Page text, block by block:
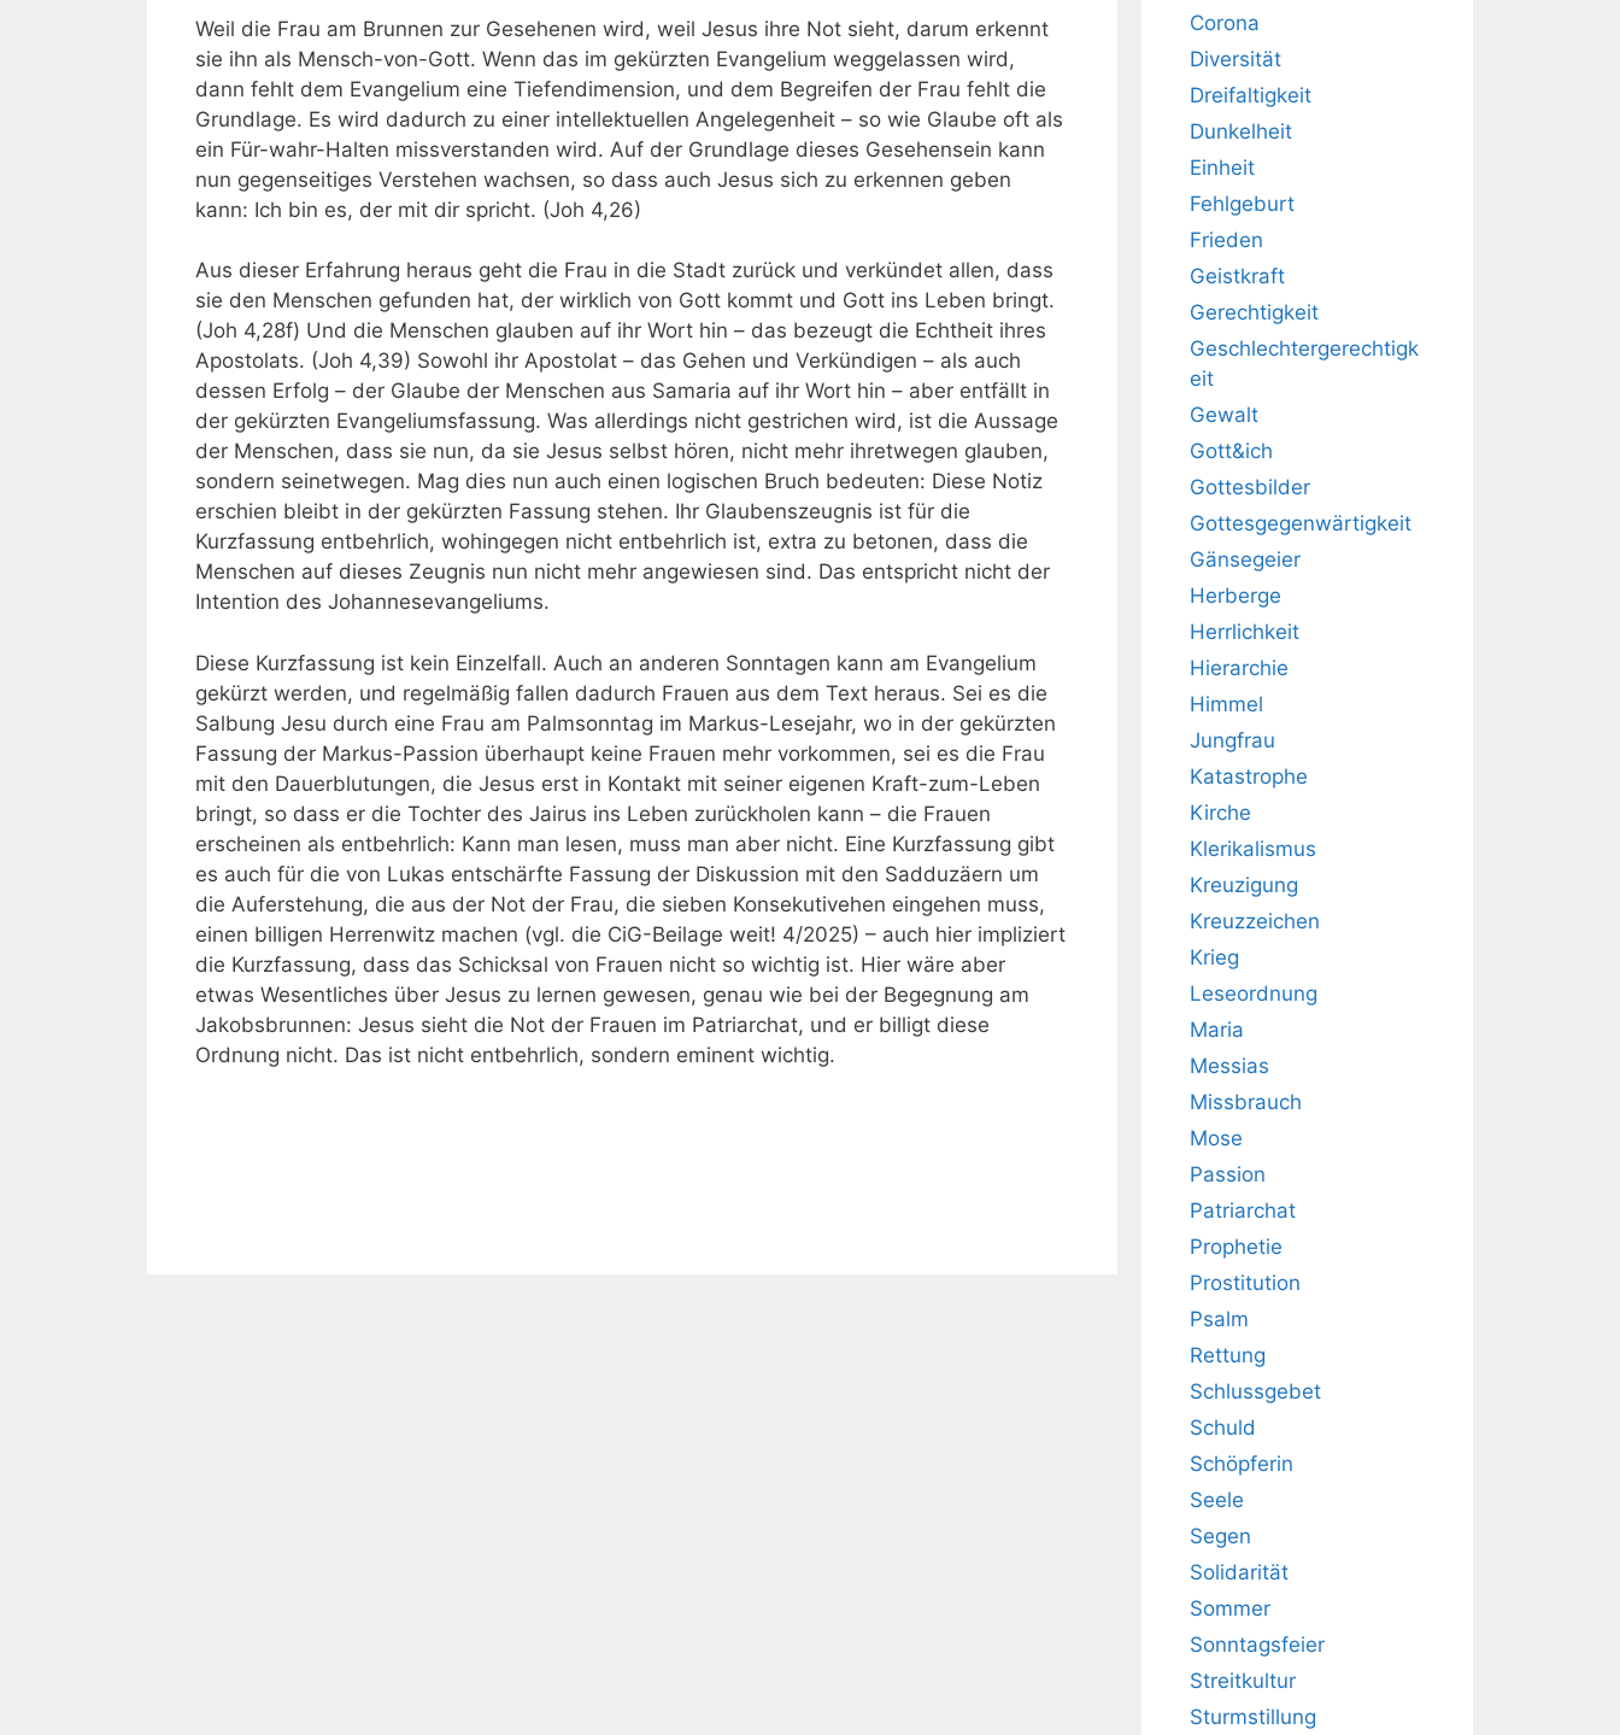
Weil die Frau am Brunnen zur Gesehenen wird, weil Jesus ihre Not sieht, darum erkennt
sie ihn als Mensch-von-Gott. Wenn das im gekürzten Evangelium weggelassen wird,
dann fehlt dem Evangelium eine Tiefendimension, und dem Begreifen der Frau fehlt die
Grundlage. Es wird dadurch zu einer intellektuellen Angelegenheit – so wie Glaube oft als
ein Für-wahr-Halten missverstanden wird. Auf der Grundlage dieses Gesehensein kann
nun gegenseitiges Verstehen wachsen, so dass auch Jesus sich zu erkennen geben
kann: Ich bin es, der mit dir spricht. (Joh 4,26)
Aus dieser Erfahrung heraus geht die Frau in die Stadt zurück und verkündet allen, dass
sie den Menschen gefunden hat, der wirklich von Gott kommt und Gott ins Leben bringt.
(Joh 4,28f) Und die Menschen glauben auf ihr Wort hin – das bezeugt die Echtheit ihres
Apostolats. (Joh 4,39) Sowohl ihr Apostolat – das Gehen und Verkündigen – als auch
dessen Erfolg – der Glaube der Menschen aus Samaria auf ihr Wort hin – aber entfällt in
der gekürzten Evangeliumsfassung. Was allerdings nicht gestrichen wird, ist die Aussage
der Menschen, dass sie nun, da sie Jesus selbst hören, nicht mehr ihretwegen glauben,
sondern seinetwegen. Mag dies nun auch einen logischen Bruch bedeuten: Diese Notiz
erschien bleibt in der gekürzten Fassung stehen. Ihr Glaubenszeugnis ist für die
Kurzfassung entbehrlich, wohingegen nicht entbehrlich ist, extra zu betonen, dass die
Menschen auf dieses Zeugnis nun nicht mehr angewiesen sind. Das entspricht nicht der
Intention des Johannesevangeliums.
Diese Kurzfassung ist kein Einzelfall. Auch an anderen Sonntagen kann am Evangelium
gekürzt werden, und regelmäßig fallen dadurch Frauen aus dem Text heraus. Sei es die
Salbung Jesu durch eine Frau am Palmsonntag im Markus-Lesejahr, wo in der gekürzten
Fassung der Markus-Passion überhaupt keine Frauen mehr vorkommen, sei es die Frau
mit den Dauerblutungen, die Jesus erst in Kontakt mit seiner eigenen Kraft-zum-Leben
bringt, so dass er die Tochter des Jairus ins Leben zurückholen kann – die Frauen
erscheinen als entbehrlich: Kann man lesen, muss man aber nicht. Eine Kurzfassung gibt
es auch für die von Lukas entschärfte Fassung der Diskussion mit den Sadduzäern um
die Auferstehung, die aus der Not der Frau, die sieben Konsekutivehen eingehen muss,
einen billigen Herrenwitz machen (vgl. die CiG-Beilage weit! 4/2025) – auch hier impliziert
die Kurzfassung, dass das Schicksal von Frauen nicht so wichtig ist. Hier wäre aber
etwas Wesentliches über Jesus zu lernen gewesen, genau wie bei der Begegnung am
Jakobsbrunnen: Jesus sieht die Not der Frauen im Patriarchat, und er billigt diese
Ordnung nicht. Das ist nicht entbehrlich, sondern eminent wichtig.
Corona
Diversität
Dreifaltigkeit
Dunkelheit
Einheit
Fehlgeburt
Frieden
Geistkraft
Gerechtigkeit
Geschlechtergerechtigk
eit
Gewalt
Gott&ich
Gottesbilder
Gottesgegenwärtigkeit
Gänsegeier
Herberge
Herrlichkeit
Hierarchie
Himmel
Jungfrau
Katastrophe
Kirche
Klerikalismus
Kreuzigung
Kreuzzeichen
Krieg
Leseordnung
Maria
Messias
Missbrauch
Mose
Passion
Patriarchat
Prophetie
Prostitution
Psalm
Rettung
Schlussgebet
Schuld
Schöpferin
Seele
Segen
Solidarität
Sommer
Sonntagsfeier
Streitkultur
Sturmstillung